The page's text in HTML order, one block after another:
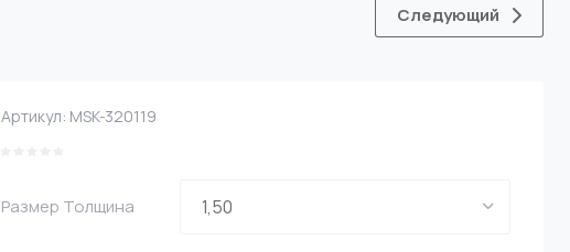
Следующий
Артикул: MSK-320119
Размер Толщина